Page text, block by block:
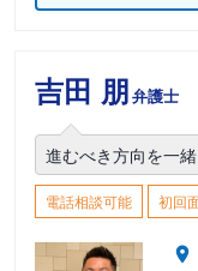
吉田 朋弁護士
進むべき方向を一
電話相談可能 初回